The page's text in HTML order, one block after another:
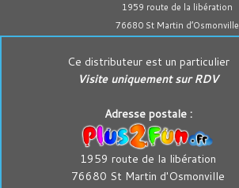
1959 route de la libération
76680 St Martin d’Osmonville
Ce distributeur est un particulier
Visite uniquement sur RDV
Adresse postale :
1959 route de la libération
76680 St Martin d'Osmonville